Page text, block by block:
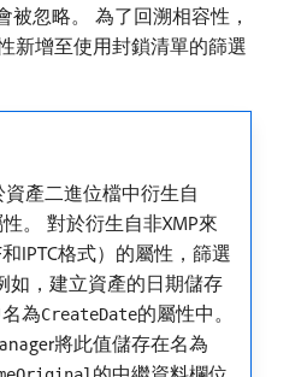
被忽略。 為了回溯相容性，
新增至使用封鎖清單的篩選
產二進位檔中衍生自
。 對於衍生自非XMP來
IPTC格式）的屬性，篩選
如，建立資產的日期儲存
名為CreateDate的屬性中。
將此值儲存在名為